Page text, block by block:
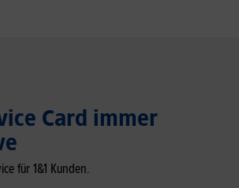
Card immer
für 1&1 Kunden.